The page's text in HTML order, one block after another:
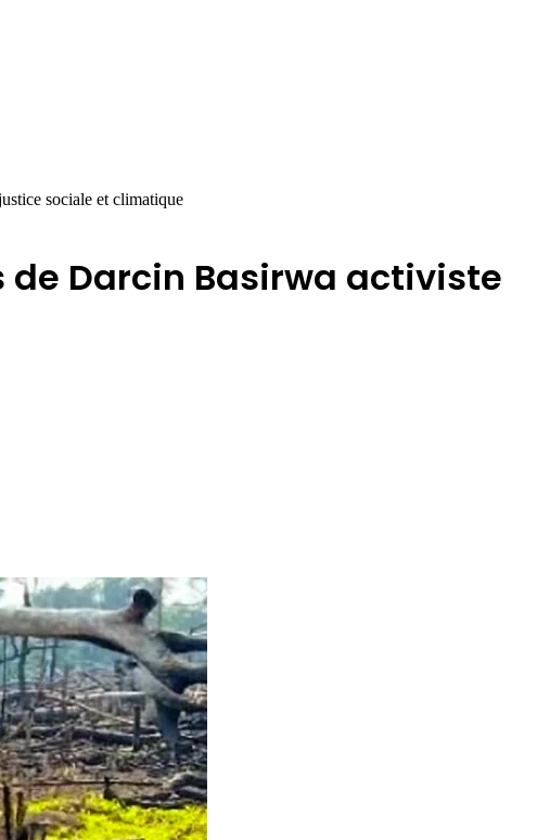
sociale et climatique
Darcin Basirwa activiste